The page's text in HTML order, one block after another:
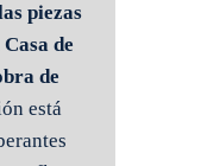
piezas
de
de
está